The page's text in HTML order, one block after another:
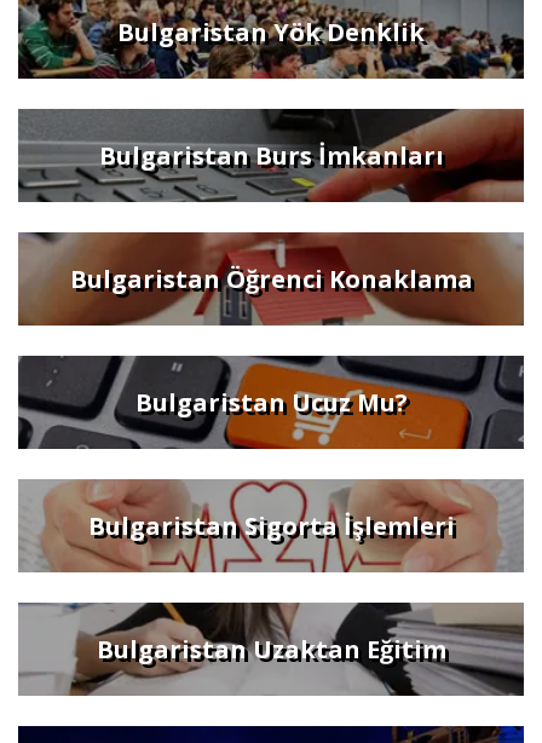
Bulgaristan Yök Denklik
Bulgaristan Burs İmkanları
Bulgaristan Öğrenci Konaklama
Bulgaristan Ucuz Mu?
Bulgaristan Sigorta İşlemleri
Bulgaristan Uzaktan Eğitim